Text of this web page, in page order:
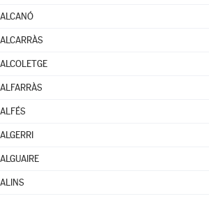
ALCANÓ
ALCARRÀS
ALCOLETGE
ALFARRÀS
ALFÉS
ALGERRI
ALGUAIRE
ALINS